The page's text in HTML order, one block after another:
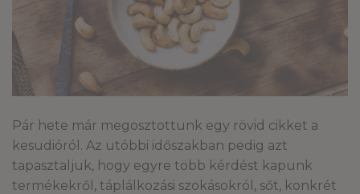
Pár hete már megosztottunk egy rövid cikket a
kesudióról. Az utóbbi időszakban pedig azt
tapasztaljuk, hogy egyre több kérdést kapunk
termékekről, táplálkozási szokásokról, sőt, konkrét